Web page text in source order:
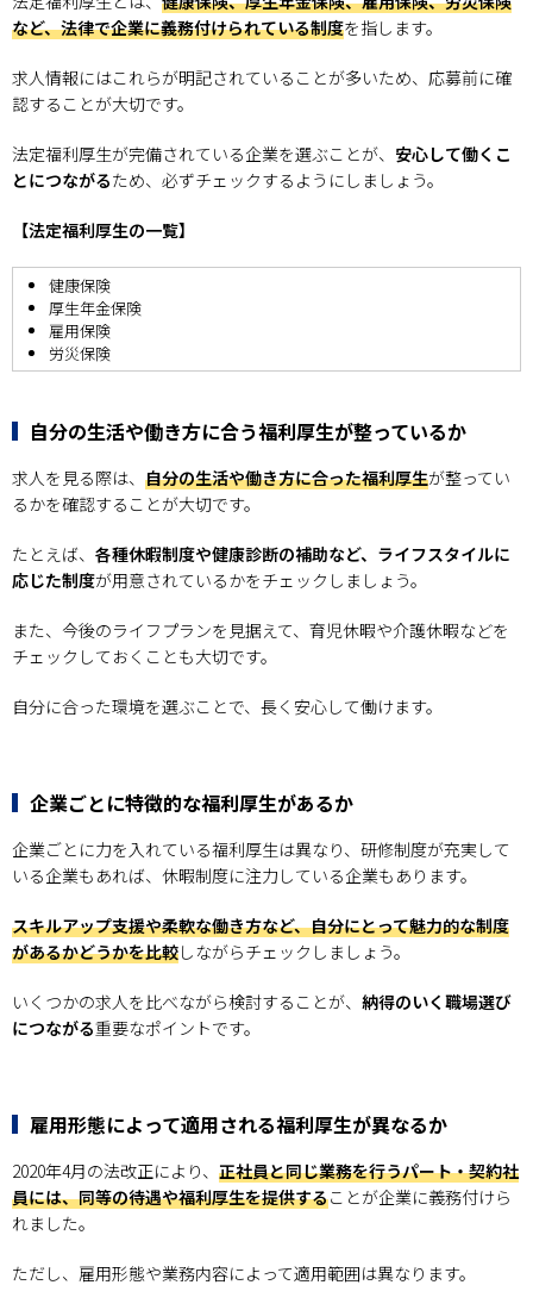
など、法律で企業に義務付けられている制度を指します。
求人情報にはこれらが明記されていることが多いため、応募前に確
認することが大切です。
法定福利厚生が完備されている企業を選ぶことが、 安心して働くこ
とにつながるため、必ずチェックするようにしましょう。
【法定福利厚生の一覧】
健康保険
厚生年金保険
雇用保険
労災保険
自分の生活や働き方に合う福利厚生が整っているか
求人を見る際は、 自分の生活や働き方に合った福利厚生が整ってい
るかを確認することが大切です。
たとえば、 各種休暇制度や健康診断の補助など、ライフスタイルに
応じた制度が用意されているかをチェックしましょう。
また、今後のライフプランを見据えて、育児休暇や介護休暇などを
チェックしておくことも大切です。
自分に合った環境を選ぶことで、長く安心して働けます。
企業ごとに特徴的な福利厚生があるか
企業ごとに力を入れている福利厚生は異なり、研修制度が充実して
いる企業もあれば、休暇制度に注力している企業もあります。
スキルアップ支援や柔軟な働き方など、自分にとって魅力的な制度
があるかどうかを比較しながらチェックしましょう。
いくつかの求人を比べながら検討することが、 納得のいく職場選び
につながる重要なポイントです。
雇用形態によって適用される福利厚生が異なるか
2020年4月の法改正により、 正社員と同じ業務を行うパート・契約社
員には、同等の待遇や福利厚生を提供することが企業に義務付けら
れました。
ただし、雇用形態や業務内容によって適用範囲は異なります。